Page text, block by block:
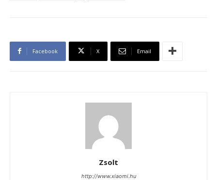
Facebook X Email
Zsolt
http://www.xiaomi.hu